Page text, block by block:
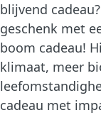
blijvend
geschenk met
boom cadeau!
klimaat, meer
cadeau met